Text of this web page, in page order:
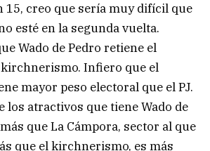
15, creo que sería muy difícil que
esté en la segunda vuelta.
Wado de Pedro retiene el
Infiero que el
mayor peso electoral que el PJ.
los atractivos que tiene Wado de
que La Cámpora, sector al que
que el kirchnerismo, es más